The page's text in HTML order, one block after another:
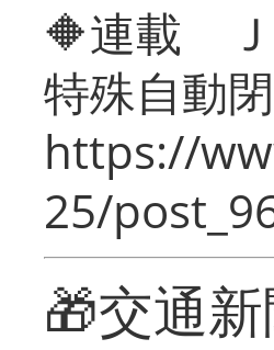
🔶連載
特殊自動
https://
25/
🎁交通